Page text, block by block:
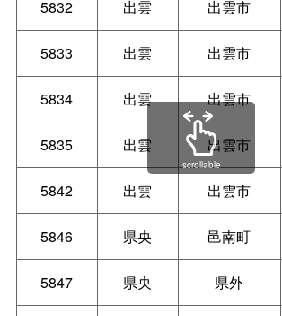
5832 出雲 出雲市
5833 出雲 出雲市
5834 出雲 出雲市
5835 出雲 出雲市
5842 出雲 出雲市
5846 県央 邑南町
5847 県央 県外
scrollable